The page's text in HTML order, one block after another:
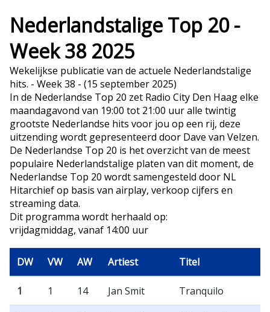
Nederlandstalige Top 20 -
Week 38 2025
Wekelijkse publicatie van de actuele Nederlandstalige
hits. - Week 38 - (15 september 2025)
In de Nederlandse Top 20 zet Radio City Den Haag elke
maandagavond van 19:00 tot 21:00 uur alle twintig
grootste Nederlandse hits voor jou op een rij, deze
uitzending wordt gepresenteerd door Dave van Velzen.
De Nederlandse Top 20 is het overzicht van de meest
populaire Nederlandstalige platen van dit moment, de
Nederlandse Top 20 wordt samengesteld door NL
Hitarchief op basis van airplay, verkoop cijfers en
streaming data.
Dit programma wordt herhaald op:
vrijdagmiddag, vanaf 14:00 uur
DW VW AW Artiest Titel
1 1 14 Jan Smit Tranquilo